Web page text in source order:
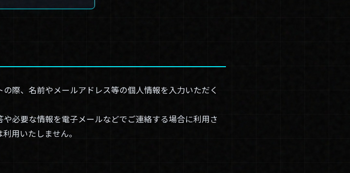
際、名前やメールアドレス等の個人情報を入力いただく
必要な情報を電子メールなどでご連絡する場合に利用さ
用いたしません。